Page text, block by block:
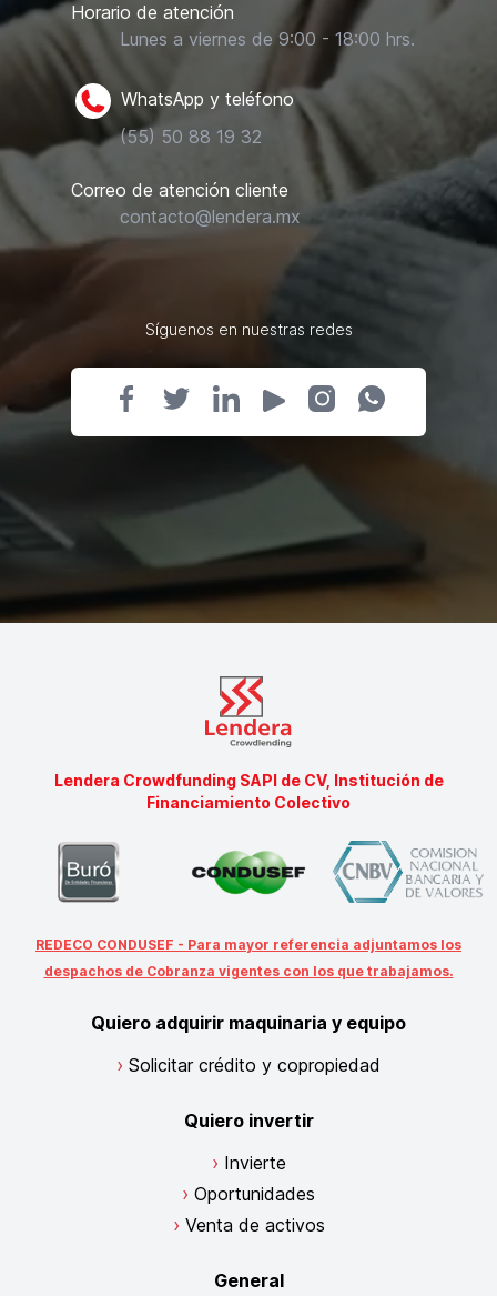
Horario de atención
Lunes a viernes de 9:00 - 18:00 hrs.
WhatsApp y teléfono
(55) 50 88 19 32
Correo de atención cliente
contacto@lendera.mx
Síguenos en nuestras redes
Lendera Crowdfunding SAPI de CV, Institución de
Financiamiento Colectivo
REDECO CONDUSEF - Para mayor referencia adjuntamos los
despachos de Cobranza vigentes con los que trabajamos.
Quiero adquirir maquinaria y equipo
Solicitar crédito y copropiedad
Quiero invertir
Invierte
Oportunidades
Venta de activos
General